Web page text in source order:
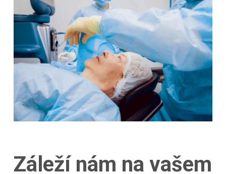
Záleží nám na vašem